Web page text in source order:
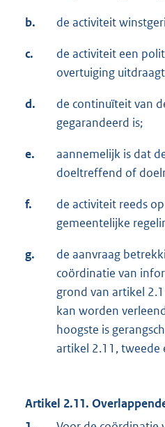
b. de activiteit
c.
de activiteit een
overtuiging
d.
de continuïteit van
gegarandeerd is;
e.
aannemelijk is dat
doeltreffend of
f.
de activiteit reeds
gemeentelijke
g.
de aanvraag
coördinatie van
grond van artikel
kan worden
hoogste is
artikel 2.11, tweede
Artikel 2.11.